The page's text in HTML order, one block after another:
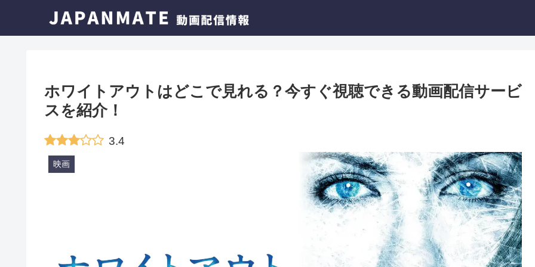
ホワイトアウトはどこで見れる？今すぐ視聴できる動画配信サービ
スを紹介！
3.4
映画